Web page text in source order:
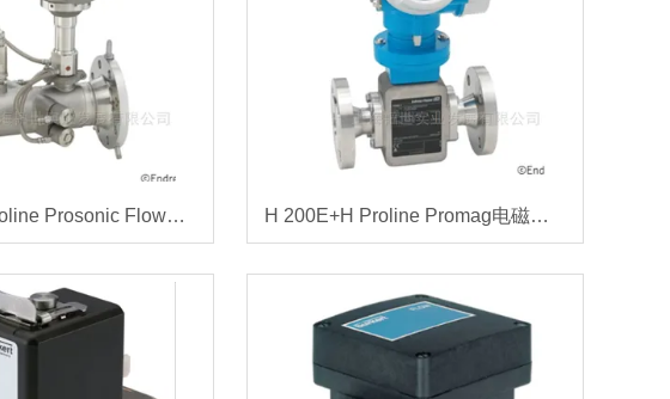
E100E+HProline Prosonic Flow超声波流量计 H 200E+H Proline Promag电磁流量计